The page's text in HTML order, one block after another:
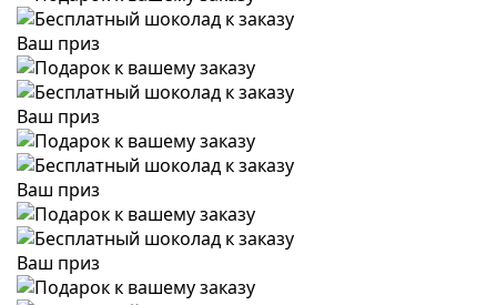
Ваш приз
Ваш приз
Ваш приз
Ваш приз